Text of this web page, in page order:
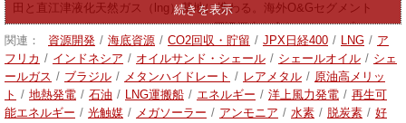
田と直江津液化天然ガス（lng）基地に携わる。海外O&Gセグメント
は、オーストラリアのイクシスとその周辺探査を含むイクシスプロジェ
クトのほか、オーストラリア（イクシスを除く）、東南アジア、ヨーロ
ッパ、アブダビでのその他のプロジェクトに携わっています。その他、
ネットゼロ５分野、運輸・マーケティング事業、土木事業も行っており
ます。
関連： 資源開発 / 海底資源 / CO2回収・貯留 / JPX日経400 / LNG / ア
フリカ / インドネシア / オイルサンド・シェール / シェールオイル / シェ
ールガス / ブラジル / メタンハイドレート / レアメタル / 原油高メリッ
ト / 地熱発電 / 石油 / LNG運搬船 / エネルギー / 洋上風力発電 / 再生可
能エネルギー / 光触媒 / メガソーラー / アンモニア / 水素 / 脱炭素 / 好